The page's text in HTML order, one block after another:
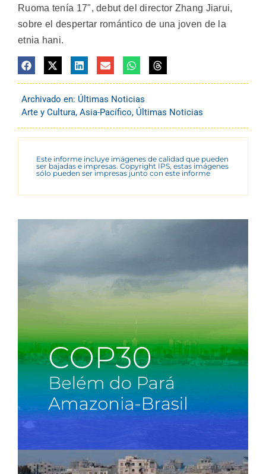
Ruoma tenía 17", debut del director Zhang Jiarui,
sobre el despertar romántico de una joven de la
etnia hani.
Archivado en: Últimas Noticias
Arte y Cultura, Asia-Pacífico, Últimas Noticias
Este informe incluye imágenes de calidad que pueden
ser bajadas e impresas. Copyright IPS, estas imágenes
sólo pueden ser impresas junto con este informe